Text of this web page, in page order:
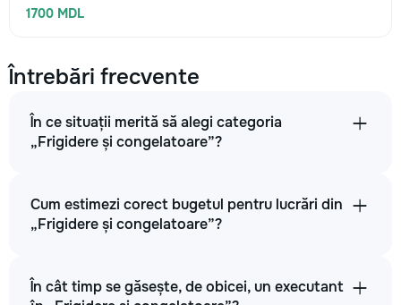
1700 MDL
Întrebări frecvente
În ce situații merită să alegi categoria
„Frigidere și congelatoare”?
Cum estimezi corect bugetul pentru lucrări din
„Frigidere și congelatoare”?
În cât timp se găsește, de obicei, un executant